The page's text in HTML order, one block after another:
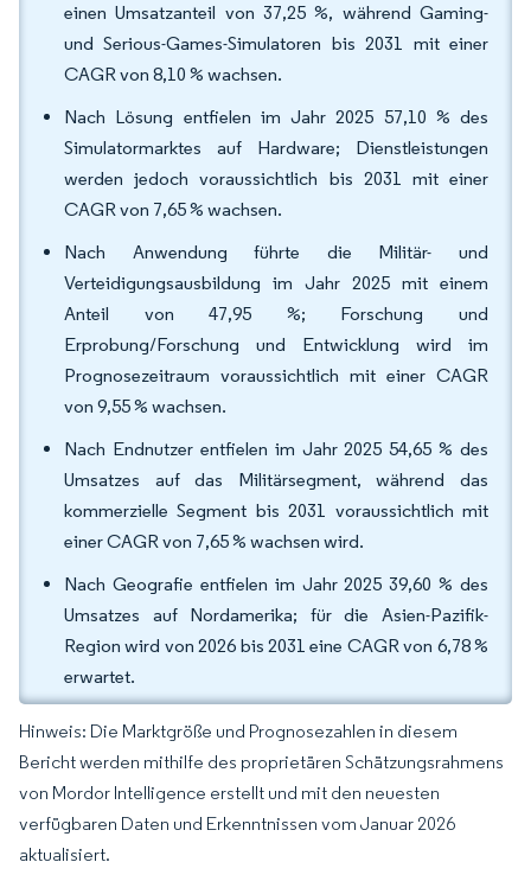
einen Umsatzanteil von 37,25 %, während Gaming-
und Serious-Games-Simulatoren bis 2031 mit einer
CAGR von 8,10 % wachsen.
Nach Lösung entfielen im Jahr 2025 57,10 % des
Simulatormarktes auf Hardware; Dienstleistungen
werden jedoch voraussichtlich bis 2031 mit einer
CAGR von 7,65 % wachsen.
Nach Anwendung führte die Militär- und
Verteidigungsausbildung im Jahr 2025 mit einem
Anteil von 47,95 %; Forschung und
Erprobung/Forschung und Entwicklung wird im
Prognosezeitraum voraussichtlich mit einer CAGR
von 9,55 % wachsen.
Nach Endnutzer entfielen im Jahr 2025 54,65 % des
Umsatzes auf das Militärsegment, während das
kommerzielle Segment bis 2031 voraussichtlich mit
einer CAGR von 7,65 % wachsen wird.
Nach Geografie entfielen im Jahr 2025 39,60 % des
Umsatzes auf Nordamerika; für die Asien-Pazifik-
Region wird von 2026 bis 2031 eine CAGR von 6,78 %
erwartet.
Hinweis: Die Marktgröße und Prognosezahlen in diesem
Bericht werden mithilfe des proprietären Schätzungsrahmens
von Mordor Intelligence erstellt und mit den neuesten
verfügbaren Daten und Erkenntnissen vom Januar 2026
aktualisiert.